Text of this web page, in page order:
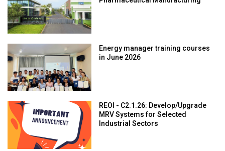
Energy manager training courses
in June 2026
REOI - C2.1.26: Develop/Upgrade
MRV Systems for Selected
Industrial Sectors